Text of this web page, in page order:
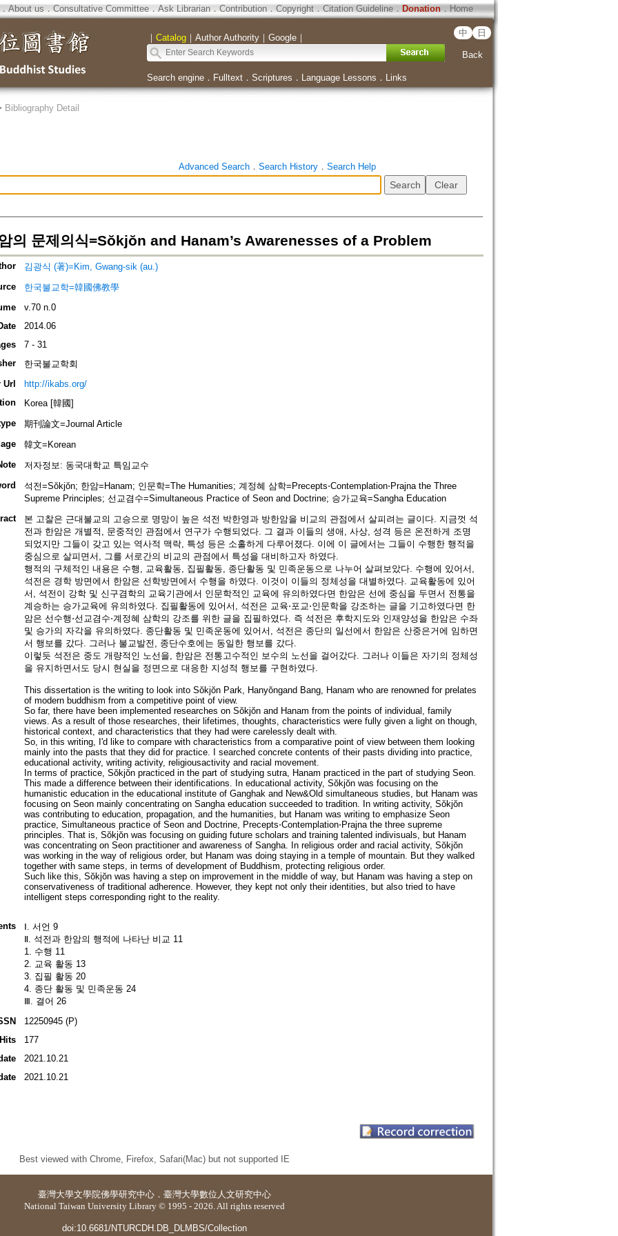
About us ． Consultative Committee． Ask Librarian． Contribution．Copyright．Citation Guideline． Donation．Home
｜ Catalog｜ Author Authority｜ Google｜ 中 日
Back
Search engine． Fulltext． Scriptures ． Language Lessons ． Links
Bibliography Detail
Advanced Search． Search History． Search Help
의 문제의식=Sŏkjŏn and Hanam’s Awarenesses of a Problem
김광식 (著)=Kim, Gwang-sik (au.)
한국불교학=韓國佛教學
v.70 n.0
2014.06
7 - 31
한국불교학회
http://ikabs.org/
Korea [韓國]
期刊論文=Journal Article
韓文=Korean
저자정보: 동국대학교 특임교수
석전=Sŏkjŏn; 한암=Hanam; 인문학=The Humanities; 계정혜 삼학=Precepts⋅Contemplation⋅Prajna the Three
Supreme Principles; 선교겸수=Simultaneous Practice of Seon and Doctrine; 승가교육=Sangha Education
본 고찰은 근대불교의 고승으로 명망이 높은 석전 박한영과 방한암을 비교의 관점에서 살피려는 글이다. 지금껏 석
전과 한암은 개별적, 문중적인 관점에서 연구가 수행되었다. 그 결과 이들의 생애, 사상, 성격 등은 온전하게 조명
되었지만 그들이 갖고 있는 역사적 맥락, 특성 등은 소홀하게 다루어졌다. 이에 이 글에서는 그들이 수행한 행적을
중심으로 살피면서, 그를 서로간의 비교의 관점에서 특성을 대비하고자 하였다.
행적의 구체적인 내용은 수행, 교육활동, 집필활동, 종단활동 및 민족운동으로 나누어 살펴보았다. 수행에 있어서,
석전은 경학 방면에서 한암은 선학방면에서 수행을 하였다. 이것이 이들의 정체성을 대별하였다. 교육활동에 있어
서, 석전이 강학 및 신구겸학의 교육기관에서 인문학적인 교육에 유의하였다면 한암은 선에 중심을 두면서 전통을
계승하는 승가교육에 유의하였다. 집필활동에 있어서, 석전은 교육⋅포교⋅인문학을 강조하는 글을 기고하였다면 한
암은 선수행⋅선교겸수⋅계정혜 삼학의 강조를 위한 글을 집필하였다. 즉 석전은 후학지도와 인재양성을 한암은 수좌
및 승가의 자각을 유의하였다. 종단활동 및 민족운동에 있어서, 석전은 종단의 일선에서 한암은 산중은거에 임하면
서 행보를 갔다. 그러나 불교발전, 종단수호에는 동일한 행보를 갔다.
이렇듯 석전은 중도 개량적인 노선을, 한암은 전통고수적인 보수의 노선을 걸어갔다. 그러나 이들은 자기의 정체성
을 유지하면서도 당시 현실을 정면으로 대응한 지성적 행보를 구현하였다.
This dissertation is the writing to look into Sŏkjŏn Park, Hanyŏngand Bang, Hanam who are renowned for prelates
of modern buddhism from a competitive point of view.
So far, there have been implemented researches on Sŏkjŏn and Hanam from the points of individual, family
views. As a result of those researches, their lifetimes, thoughts, characteristics were fully given a light on though,
historical context, and characteristics that they had were carelessly dealt with.
So, in this writing, I'd like to compare with characteristics from a comparative point of view between them looking
mainly into the pasts that they did for practice. I searched concrete contents of their pasts dividing into practice,
educational activity, writing activity, religiousactivity and racial movement.
In terms of practice, Sŏkjŏn practiced in the part of studying sutra, Hanam practiced in the part of studying Seon.
This made a difference between their identifications. In educational activity, Sŏkjŏn was focusing on the
humanistic education in the educational institute of Ganghak and New&Old simultaneous studies, but Hanam was
focusing on Seon mainly concentrating on Sangha education succeeded to tradition. In writing activity, Sŏkjŏn
was contributing to education, propagation, and the humanities, but Hanam was writing to emphasize Seon
practice, Simultaneous practice of Seon and Doctrine, Precepts⋅Contemplation⋅Prajna the three supreme
principles. That is, Sŏkjŏn was focusing on guiding future scholars and training talented indivisuals, but Hanam
was concentrating on Seon practitioner and awareness of Sangha. In religious order and racial activity, Sŏkjŏn
was working in the way of religious order, but Hanam was doing staying in a temple of mountain. But they walked
together with same steps, in terms of development of Buddhism, protecting religious order.
Such like this, Sŏkjŏn was having a step on improvement in the middle of way, but Hanam was having a step on
conservativeness of traditional adherence. However, they kept not only their identities, but also tried to have
intelligent steps corresponding right to the reality.
Ⅰ. 서언 9
Ⅱ. 석전과 한암의 행적에 나타난 비교 11
1. 수행 11
2. 교육 활동 13
3. 집필 활동 20
4. 종단 활동 및 민족운동 24
Ⅲ. 결어 26
12250945 (P)
Hits
177
2021.10.21
2021.10.21
Best viewed with Chrome, Firefox, Safari(Mac) but not supported IE
臺灣大學文學院佛學研究中心 ． 臺灣大學數位人文研究中心
National Taiwan University Library © 1995 - 2026. All rights reserved
doi:10.6681/NTURCDH.DB_DLMBS/Collection